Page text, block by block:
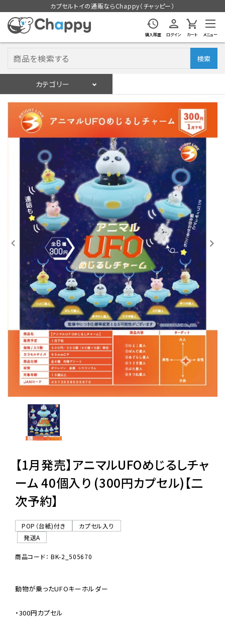
カプセルトイの通販ならChappy（チャッピー）
購入履歴 ログイン カート メニュー
検索
カテゴリー
ログイン
カプセルトイマシン本体
カプセルトイ
販促用空カプセル
レンタル
景品・玩具・文具
販促用カプセルトイ
よくあるご質問
ご利用ガイド
06-6282-7659
【1月発売】アニマルUFOめじるしチャ
ーム 40個入り (300円カプセル)【二
次予約】
POP（台紙)付き
カプセル入り
発送A
商品コード： BK-2_505670
動物が乗ったUFOキーホルダー
・300円カプセル